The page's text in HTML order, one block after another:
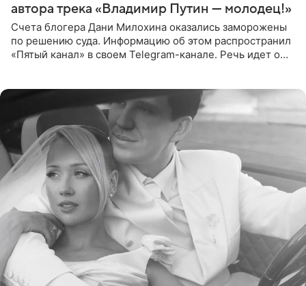
автора трека «Владимир Путин — молодец!»
Счета блогера Дани Милохина оказались заморожены
по решению суда. Информацию об этом распространил
«Пятый канал» в своем Telegram-канале. Речь идет о